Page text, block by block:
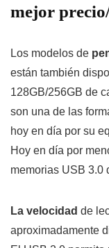
mejor
Los modelos de
están también
128GB/256GB de
son una de las
hoy en día por su
Hoy en día por
memorias USB 3.0
La velocidad de
aproximadamente